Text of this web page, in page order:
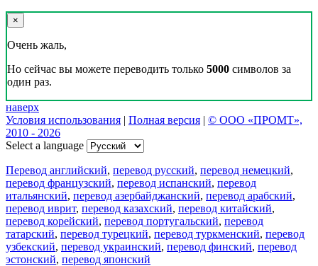
×
Очень жаль,
Но сейчас вы можете переводить только 5000 символов за
один раз.
наверх
Условия использования | Полная версия | © ООО «ПРОМТ»,
2010 - 2026
Select a language
Перевод английский, перевод русский, перевод немецкий,
перевод французский, перевод испанский, перевод
итальянский, перевод азербайджанский, перевод арабский,
перевод иврит, перевод казахский, перевод китайский,
перевод корейский, перевод португальский, перевод
татарский, перевод турецкий, перевод туркменский, перевод
узбекский, перевод украинский, перевод финский, перевод
эстонский, перевод японский